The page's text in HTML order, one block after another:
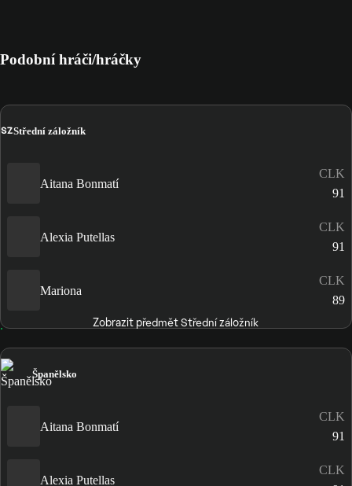
Podobní hráči/hráčky
SZStřední záložník
Aitana Bonmatí
CLK
91
Alexia Putellas
CLK
91
Mariona
CLK
89
Zobrazit předmět Střední záložník
Španělsko
Aitana Bonmatí
CLK
91
Alexia Putellas
CLK